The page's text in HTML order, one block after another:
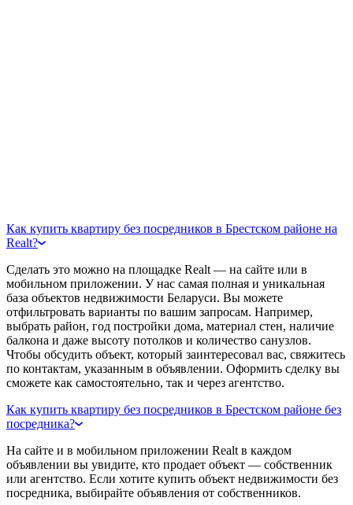
Как купить квартиру без посредников в Брестском районе на
Realt?
Сделать это можно на площадке Realt — на сайте или в
мобильном приложении. У нас самая полная и уникальная
база объектов недвижимости Беларуси. Вы можете
отфильтровать варианты по вашим запросам. Например,
выбрать район, год постройки дома, материал стен, наличие
балкона и даже высоту потолков и количество санузлов.
Чтобы обсудить объект, который заинтересовал вас, свяжитесь
по контактам, указанным в объявлении. Оформить сделку вы
сможете как самостоятельно, так и через агентство.
Как купить квартиру без посредников в Брестском районе без
посредника?
На сайте и в мобильном приложении Realt в каждом
объявлении вы увидите, кто продает объект — собственник
или агентство. Если хотите купить объект недвижимости без
посредника, выбирайте объявления от собственников.